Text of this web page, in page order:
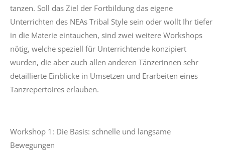
tanzen. Soll das Ziel der Fortbildung das eigene
Unterrichten des NEAs Tribal Style sein oder wollt Ihr tiefer
in die Materie eintauchen, sind zwei weitere Workshops
nötig, welche speziell für Unterrichtende konzipiert
wurden, die aber auch allen anderen Tänzerinnen sehr
detaillierte Einblicke in Umsetzen und Erarbeiten eines
Tanzrepertoires erlauben.
Workshop 1: Die Basis: schnelle und langsame
Bewegungen